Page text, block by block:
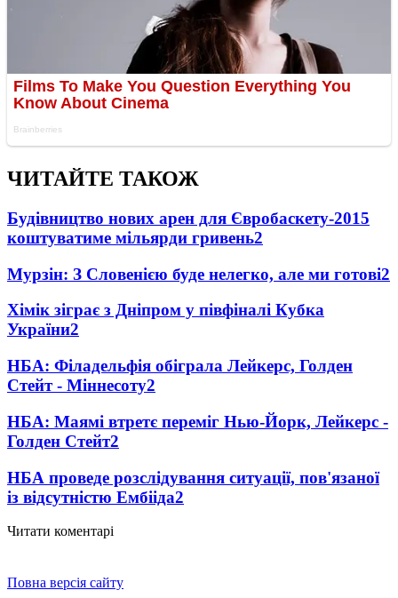
ЧИТАЙТЕ ТАКОЖ
Будівництво нових арен для Євробаскету-2015
коштуватиме мільярди гривень2
Мурзін: З Словенією буде нелегко, але ми готові2
Хімік зіграє з Дніпром у півфіналі Кубка
України2
НБА: Філадельфія обіграла Лейкерс, Голден
Стейт - Міннесоту2
НБА: Маямі втретє переміг Нью-Йорк, Лейкерс -
Голден Стейт2
НБА проведе розслідування ситуації, пов'язаної
із відсутністю Ембііда2
Читати коментарі
Повна версія сайту